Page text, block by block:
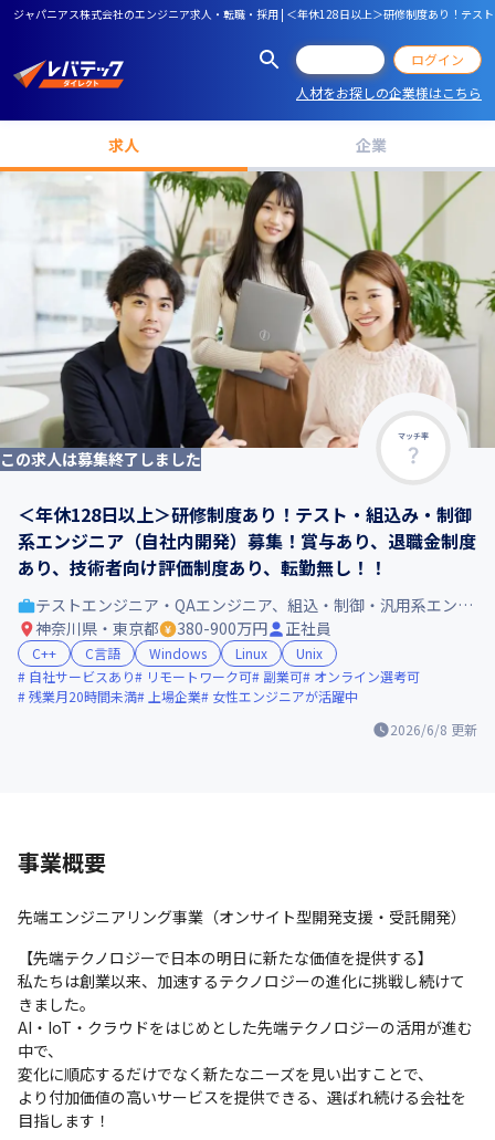
ジャパニアス株式会社のエンジニア求人・転職・採用 | ＜年休128日以上＞研修制度あり！テ
ログイン
人材をお探しの企業様はこちら
求人 企業
マッチ率
この求人は募集終了しました
＜年休128日以上＞研修制度あり！テスト・組込み・制御
系エンジニア（自社内開発）募集！賞与あり、退職金制度
あり、技術者向け評価制度あり、転勤無し！！
2026/6/8 更新
テストエンジニア・QAエンジニア、組込・制御・汎用系エンジニア
神奈川県・東京都
380-900万円 正社員
C++ C言語 Windows Linux
Unix
自社サービスあり
リモートワーク可 副業可
オンライン選考可
残業月20時間未満
上場企業 女性エンジニアが活躍中
事業概要
先端エンジニアリング事業（オンサイト型開発支援・受託開発）
【先端テクノロジーで日本の明日に新たな価値を提供する】
私たちは創業以来、加速するテクノロジーの進化に挑戦し続けて
きました。
AI・IoT・クラウドをはじめとした先端テクノロジーの活用が進む
中で、
変化に順応するだけでなく新たなニーズを見い出すことで、
より付加価値の高いサービスを提供できる、選ばれ続ける会社を
目指します！